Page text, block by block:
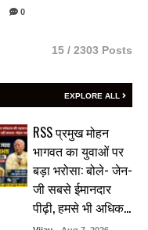
0
15 / 2303 Posts
EXPLORE ALL
RSS प्रमुख मोहन
भागवत का युवाओं पर
बड़ा भरोसा: बोले- जेन-
जी सबसे ईमानदार
पीढ़ी, हमसे भी अधिक…